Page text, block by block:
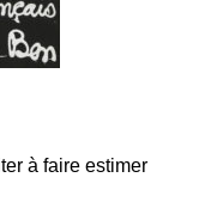
. En 1960, il
et commence à
à faire estimer